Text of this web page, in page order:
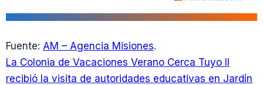
Fuente: AM – Agencia Misiones.
La Colonia de Vacaciones Verano Cerca Tuyo II
recibió la visita de autoridades educativas en Jardín